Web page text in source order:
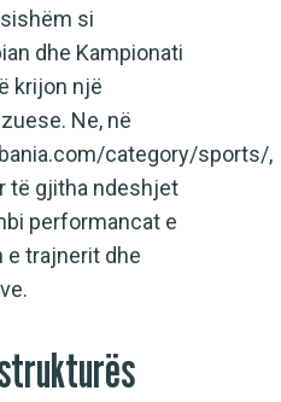
si
dhe Kampionati
krijon një
Ne, në
category/sports/,
të gjitha ndeshjet
performancat e
e trajnerit dhe